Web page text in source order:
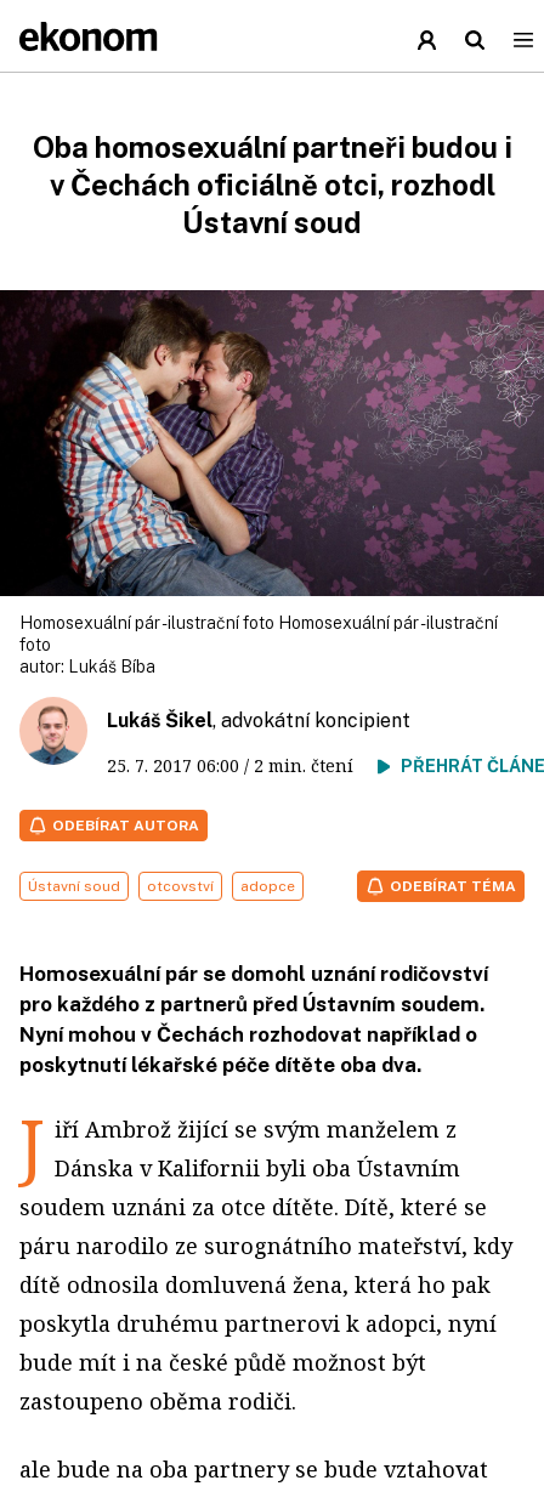
Oba homosexuální partneři budou i
v Čechách oficiálně otci, rozhodl
Ústavní soud
Homosexuální pár - ilustrační foto Homosexuální pár - ilustrační
foto
autor:
Lukáš Bíba
Lukáš Šikel, advokátní koncipient
25. 7. 2017 06:00 / 2 min. čtení PŘEHRÁT
ODEBÍRAT AUTORA
Ústavní soud otcovství adopce ODEBÍRAT TÉMA
Homosexuální pár se domohl uznání rodičovství
pro každého z partnerů před Ústavním soudem.
Nyní mohou v Čechách rozhodovat například o
poskytnutí lékařské péče dítěte oba dva.
J iří Ambrož žijící se svým manželem z
Dánska v Kalifornii byli oba Ústavním
soudem uznáni za otce dítěte. Dítě, které se
páru narodilo ze surognátního mateřství, kdy
dítě odnosila domluvená žena, která ho pak
poskytla druhému partnerovi k adopci, nyní
bude mít i na české půdě možnost být
zastoupeno oběma rodiči.
ale bude na oba partnery se bude vztahovat